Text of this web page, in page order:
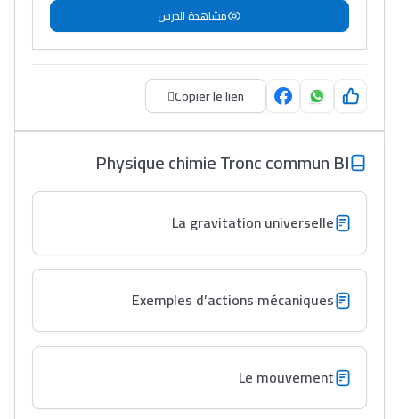
مشاهدة الدرس
Copier le lien
Physique chimie Tronc commun BI
La gravitation universelle
Exemples d’actions mécaniques
Le mouvement